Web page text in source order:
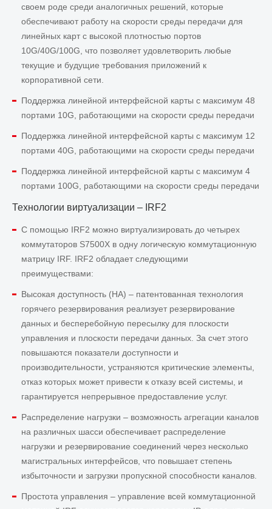
S7503X, S7506X-POE, S7506X-S и S7510X-POE, отвечающие
различным требованиям с точки зрения плотности портов и
производительности.
своем роде среди аналогичных решений, которые
обеспечивают работу на скорости среды передачи для
линейных карт с высокой плотностью портов
10G/40G/100G, что позволяет удовлетворить любые
текущие и будущие требования приложений к
корпоративной сети.
Поддержка линейной интерфейсной карты с максимум 48
портами 10G, работающими на скорости среды передачи
Поддержка линейной интерфейсной карты с максимум 12
портами 40G, работающими на скорости среды передачи
Поддержка линейной интерфейсной карты с максимум 4
портами 100G, работающими на скорости среды передачи
Технологии виртуализации – IRF2
С помощью IRF2 можно виртуализировать до четырех
коммутаторов S7500X в одну логическую коммутационную
матрицу IRF. IRF2 обладает следующими
преимуществами:
Высокая доступность (HA) – патентованная технология
горячего резервирования реализует резервирование
данных и бесперебойную пересылку для плоскости
управления и плоскости передачи данных. За счет этого
повышаются показатели доступности и
производительности, устраняются критические элементы,
отказ которых может привести к отказу всей системы, и
гарантируется непрерывное предоставление услуг.
Распределение нагрузки – возможность агрегации каналов
на различных шасси обеспечивает распределение
нагрузки и резервирование соединений через несколько
магистральных интерфейсов, что повышает степень
избыточности и загрузки пропускной способности каналов.
Простота управления – управление всей коммутационной